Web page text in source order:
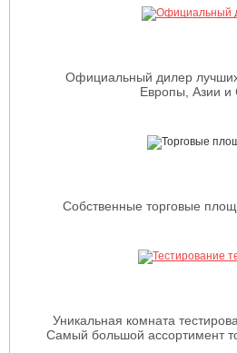
Официальный дилер
Европы, Азии
Собственные торговые
Уникальная комната
Самый большой ассортимент